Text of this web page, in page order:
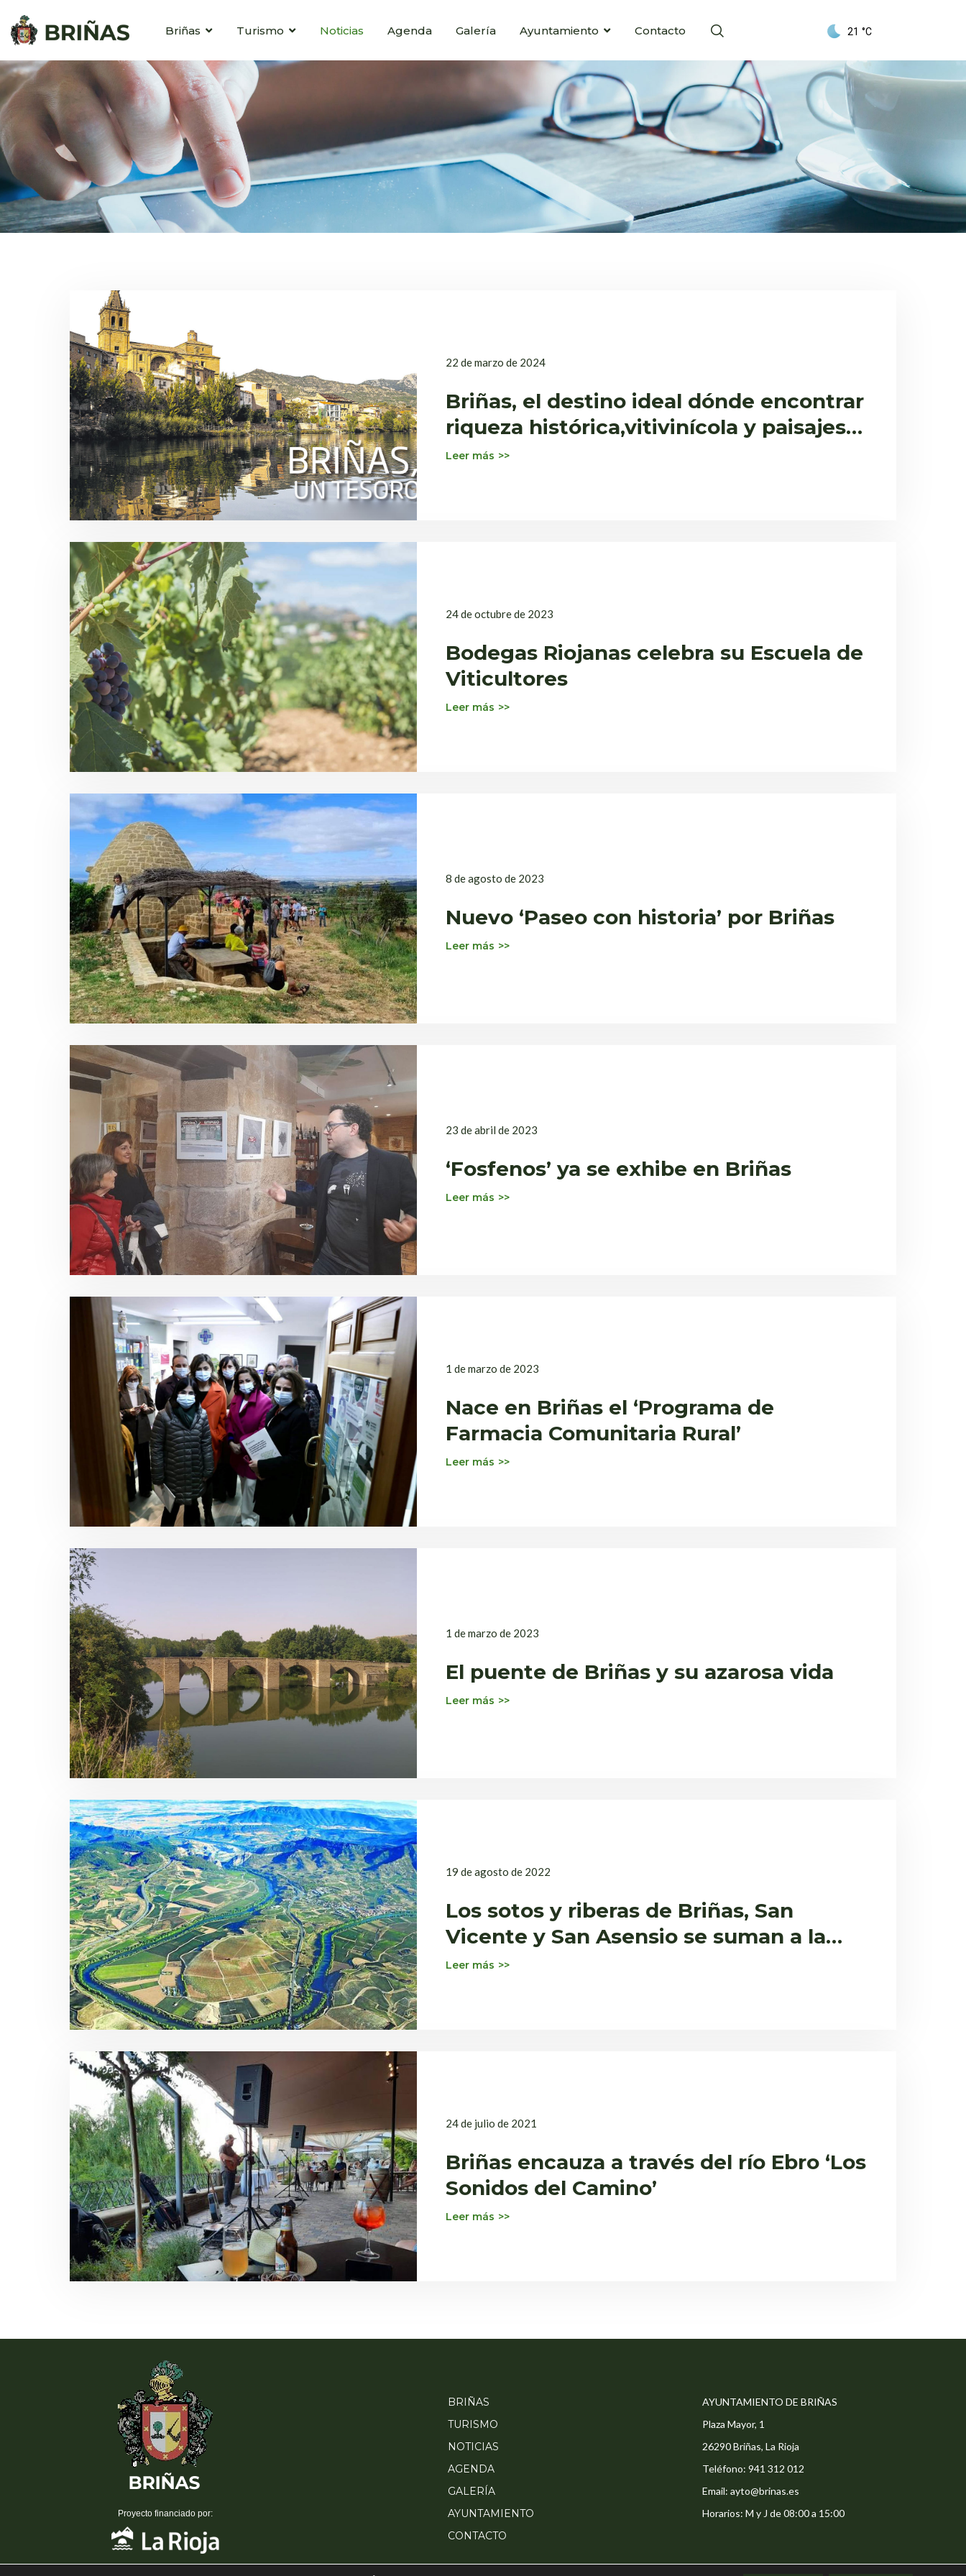
Briñas Turismo Noticias Agenda Galería Ayuntamiento Contacto 21 °C
22 de marzo de 2024
Briñas, el destino ideal dónde encontrar
riqueza histórica,vitivinícola y paisajes
de lujo
Leer más
24 de octubre de 2023
Bodegas Riojanas celebra su Escuela de
Viticultores
Leer más
8 de agosto de 2023
Nuevo ‘Paseo con historia’ por Briñas
Leer más
23 de abril de 2023
‘Fosfenos’ ya se exhibe en Briñas
Leer más
1 de marzo de 2023
Nace en Briñas el ‘Programa de
Farmacia Comunitaria Rural’
Leer más
1 de marzo de 2023
El puente de Briñas y su azarosa vida
Leer más
19 de agosto de 2022
Los sotos y riberas de Briñas, San
Vicente y San Asensio se suman a la
Red Natura 2000
Leer más
24 de julio de 2021
Briñas encauza a través del río Ebro ‘Los
Sonidos del Camino’
Leer más
Proyecto financiado por:
BRIÑAS
TURISMO
NOTICIAS
AGENDA
GALERÍA
AYUNTAMIENTO
CONTACTO
AYUNTAMIENTO DE BRIÑAS
Plaza Mayor, 1
26290 Briñas, La Rioja
Teléfono: 941 312 012
Email: ayto@brinas.es
Horarios: M y J de 08:00 a 15:00